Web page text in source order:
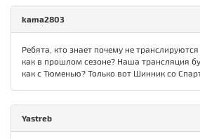
kama2803
Ребята, кто знает почему не
как в прошлом сезоне? Наша трансляция
как с Тюменью? Только вот Шинник со
Yastreb